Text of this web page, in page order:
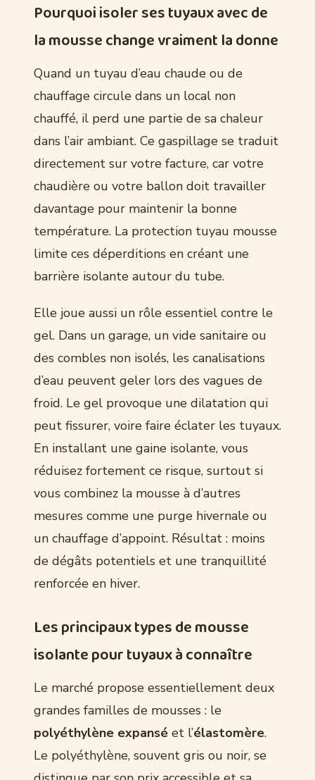
Pourquoi isoler ses tuyaux avec de
la mousse change vraiment la donne
Quand un tuyau d’eau chaude ou de
chauffage circule dans un local non
chauffé, il perd une partie de sa chaleur
dans l’air ambiant. Ce gaspillage se traduit
directement sur votre facture, car votre
chaudière ou votre ballon doit travailler
davantage pour maintenir la bonne
température. La protection tuyau mousse
limite ces déperditions en créant une
barrière isolante autour du tube.
Elle joue aussi un rôle essentiel contre le
gel. Dans un garage, un vide sanitaire ou
des combles non isolés, les canalisations
d’eau peuvent geler lors des vagues de
froid. Le gel provoque une dilatation qui
peut fissurer, voire faire éclater les tuyaux.
En installant une gaine isolante, vous
réduisez fortement ce risque, surtout si
vous combinez la mousse à d’autres
mesures comme une purge hivernale ou
un chauffage d’appoint. Résultat : moins
de dégâts potentiels et une tranquillité
renforcée en hiver.
Les principaux types de mousse
isolante pour tuyaux à connaître
Le marché propose essentiellement deux
grandes familles de mousses : le
polyéthylène expansé et l’élastomère.
Le polyéthylène, souvent gris ou noir, se